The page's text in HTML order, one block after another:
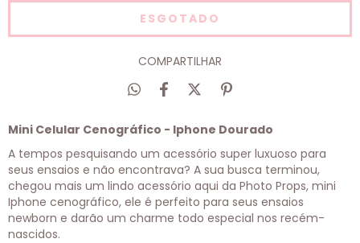
COMPARTILHAR
Mini Celular Cenográfico - Iphone Dourado
A tempos pesquisando um acessório super luxuoso para
seus ensaios e não encontrava? A sua busca terminou,
chegou mais um lindo acessório aqui da Photo Props, mini
Iphone cenográfico, ele é perfeito para seus ensaios
newborn e darão um charme todo especial nos recém-
nascidos.